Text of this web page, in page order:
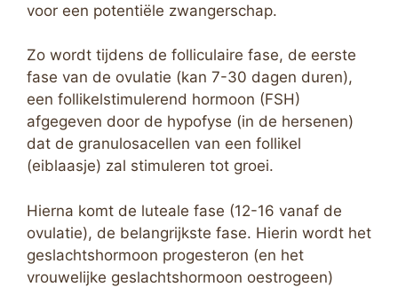
voor een potentiële zwangerschap.
Zo wordt tijdens de folliculaire fase, de eerste
fase van de ovulatie (kan 7-30 dagen duren),
een follikelstimulerend hormoon (FSH)
afgegeven door de hypofyse (in de hersenen)
dat de granulosacellen van een follikel
(eiblaasje) zal stimuleren tot groei.
Hierna komt de luteale fase (12-16 vanaf de
ovulatie), de belangrijkste fase. Hierin wordt het
geslachtshormoon progesteron (en het
vrouwelijke geslachtshormoon oestrogeen)